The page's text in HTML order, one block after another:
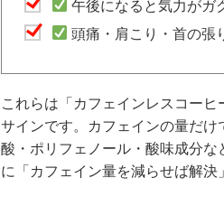
午後になると気力がガ
頭痛・肩こり・首の張
これらは「カフェインレスコー
サインです。カフェインの量だ
酸・ポリフェノール・酸味成分
に「カフェイン量を減らせば解決